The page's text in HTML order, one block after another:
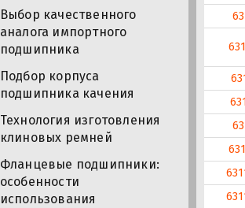
Выбор качественного
аналога импортного
подшипника
Подбор корпуса
подшипника качения
Технология изготовления
клиновых ремней
Фланцевые подшипники:
особенности
использования